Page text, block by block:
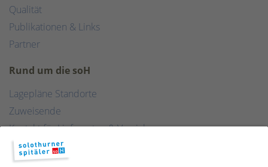
Qualität
Publikationen & Links
Partner
Rund um die soH
Lagepläne Standorte
Zuweisende
Kontakt für Lieferanten & Versicherungen
Zentralwäscherei
HEBSORG